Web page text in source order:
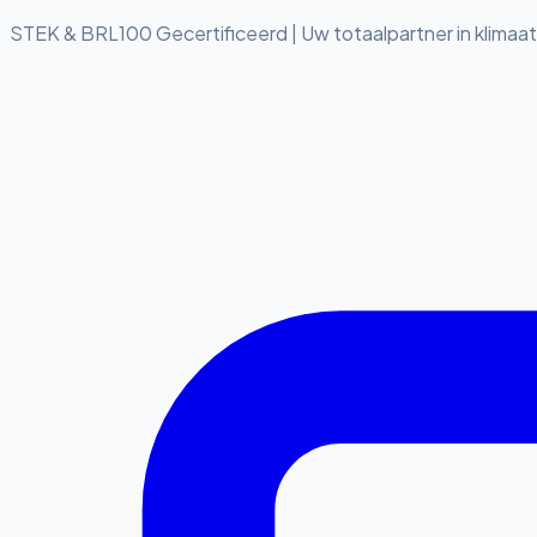
STEK & BRL100 Gecertificeerd Uw totaalpartner in